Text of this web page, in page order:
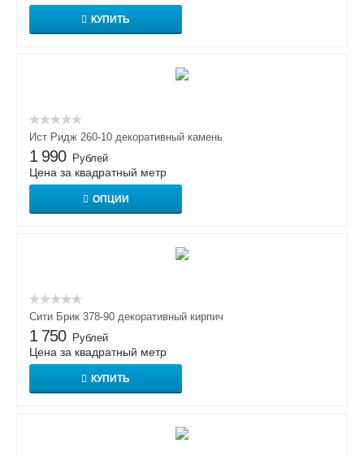
КУПИТЬ
Ист Ридж 260-10 декоративный камень
1 990 Рублей
Цена за квадратный метр
ОПЦИИ
Сити Брик 378-90 декоративный кирпич
1 750 Рублей
Цена за квадратный метр
КУПИТЬ